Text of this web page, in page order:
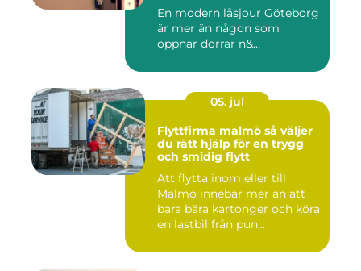
En modern låsjour Göteborg
är mer än någon som
öppnar dörrar n&...
05. jul
Flyttfirma malmö så väljer
du rätt hjälp för en trygg
och smidig flytt
Att flytta inom eller till
Malmö innebär mer än att
bara bära kartonger och köra
en lastbil från pun...